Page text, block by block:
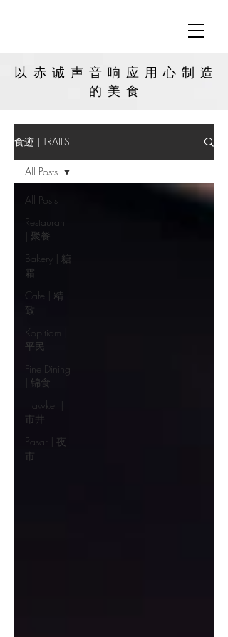
以赤诚声音响应用心制造
的 美食
食迹 | TRAILS
All Posts
Restaurant
| 聚餐
Bakery | 糖
霜
Cafe | 精
致
Kopitiam |
平民
Fine Dining
| 锦食
Hawker |
市井
Pasar | 夜
市
All Posts